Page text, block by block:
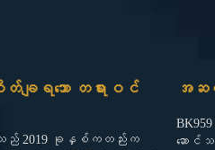
ျရသော တရားဝင်
2019 ခုနှစ်ကတည်းက
အဆ
ဆော